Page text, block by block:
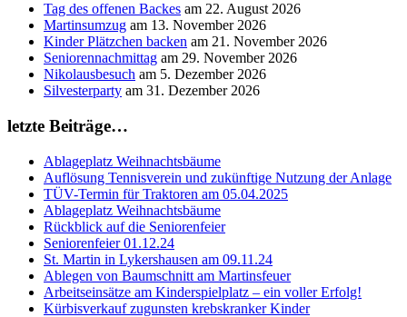
Tag des offenen Backes am 22. August 2026
Martinsumzug am 13. November 2026
Kinder Plätzchen backen am 21. November 2026
Seniorennachmittag am 29. November 2026
Nikolausbesuch am 5. Dezember 2026
Silvesterparty am 31. Dezember 2026
letzte Beiträge…
Ablageplatz Weihnachtsbäume
Auflösung Tennisverein und zukünftige Nutzung der Anlage
TÜV-Termin für Traktoren am 05.04.2025
Ablageplatz Weihnachtsbäume
Rückblick auf die Seniorenfeier
Seniorenfeier 01.12.24
St. Martin in Lykershausen am 09.11.24
Ablegen von Baumschnitt am Martinsfeuer
Arbeitseinsätze am Kinderspielplatz – ein voller Erfolg!
Kürbisverkauf zugunsten krebskranker Kinder